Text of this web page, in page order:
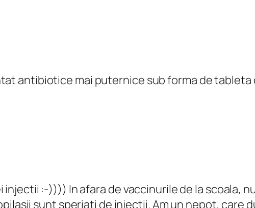
antibiotice mai puternice sub forma de
injectii :-)))) In afara de vaccinurile de la scoala,
sunt speriati de injectii. Am un nepot, care